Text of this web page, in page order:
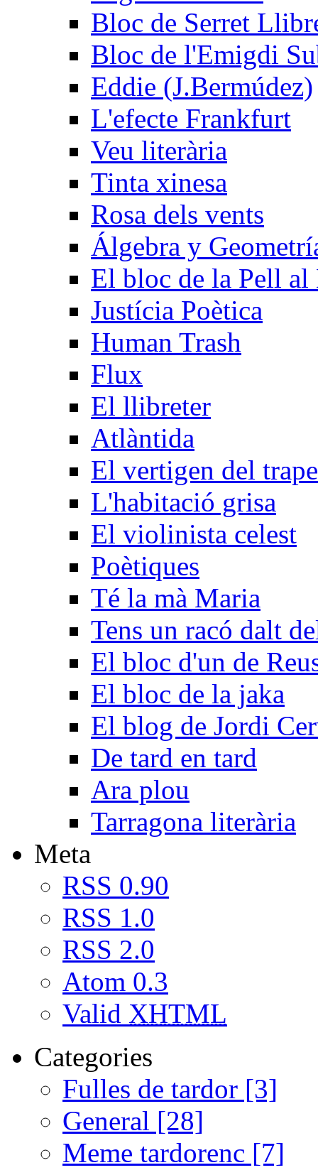
Bloc de Serret
Bloc de l'Emigdi
Eddie (J.Bermúdez)
L'efecte Frankfurt
Veu literària
Tinta xinesa
Rosa dels vents
Álgebra y
El bloc de la Pell
Justícia Poètica
Human Trash
Flux
El llibreter
Atlàntida
El vertigen del
L'habitació grisa
El violinista celest
Poètiques
Té la mà Maria
Tens un racó dalt
El bloc d'un de
El bloc de la jaka
El blog de Jordi
De tard en tard
Ara plou
Tarragona literària
Meta
RSS 0.90
RSS 1.0
RSS 2.0
Atom 0.3
Valid XHTML
Categories
Fulles de tardor [3]
General [28]
Meme tardorenc [7]